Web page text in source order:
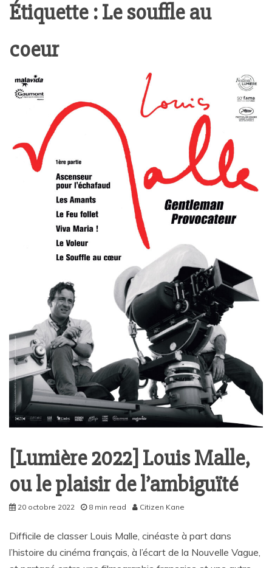
Étiquette :Le souffle au
coeur
[Lumière 2022] Louis Malle,
ou le plaisir de l’ambiguïté
20 octobre 2022 8 min read Citizen Kane
Difficile de classer Louis Malle, cinéaste à part dans
l’histoire du cinéma français, à l’écart de la Nouvelle Vague,